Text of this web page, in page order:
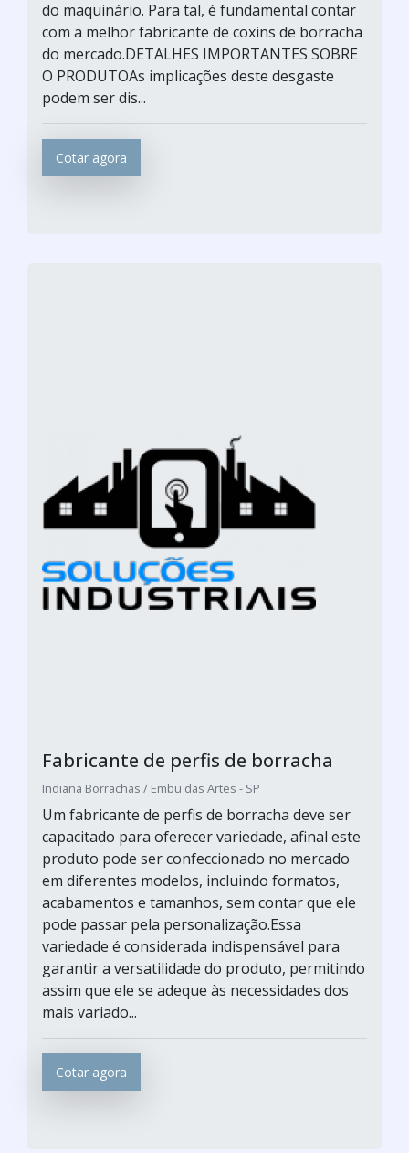
do maquinário. Para tal, é fundamental contar
com a melhor fabricante de coxins de borracha
do mercado.DETALHES IMPORTANTES SOBRE
O PRODUTOAs implicações deste desgaste
podem ser dis...
Cotar agora
Fabricante de perfis de borracha
Indiana Borrachas / Embu das Artes - SP
Um fabricante de perfis de borracha deve ser
capacitado para oferecer variedade, afinal este
produto pode ser confeccionado no mercado
em diferentes modelos, incluindo formatos,
acabamentos e tamanhos, sem contar que ele
pode passar pela personalização.Essa
variedade é considerada indispensável para
garantir a versatilidade do produto, permitindo
assim que ele se adeque às necessidades dos
mais variado...
Cotar agora